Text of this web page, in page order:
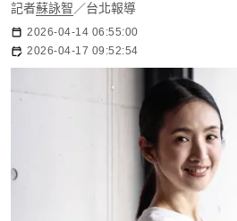
記者蘇詠智 ／台北報導
2026-04-14 06:55:00
2026-04-17 09:52:54